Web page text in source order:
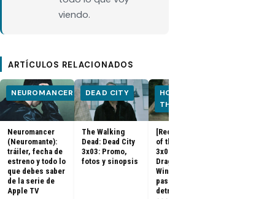
viendo.
ARTÍCULOS RELACIONADOS
NEUROMANCER
Neuromancer
(Neuromante):
tráiler, fecha de
estreno y todo lo
que debes saber
de la serie de
Apple TV
DEAD CITY
The Walking
Dead: Dead City
3x03: Promo,
fotos y sinopsis
HOUSE OF
THE DRAGON
[Recap] House
of the Dragon
3x07 «The
Dragon in
Winter»: qué
pasó, análisis y
detrás de